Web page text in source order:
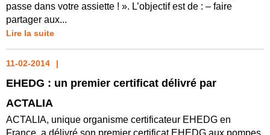
passe dans votre assiette ! ». L’objectif est de : – faire
partager aux...
Lire la suite
11-02-2014
EHEDG : un premier certificat délivré par
ACTALIA
ACTALIA, unique organisme certificateur EHEDG en
France, a délivré son premier certificat EHEDG aux pompes